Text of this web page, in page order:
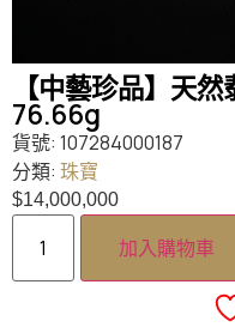
【中藝珍品】天
76.66g
貨號: 107284000187
分類: 珠寶
$14,000,000
加入購物車